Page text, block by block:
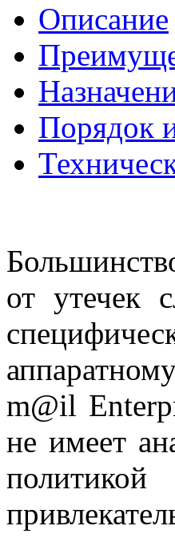
Описание
Порядок
от утечек
m@il
не имеет